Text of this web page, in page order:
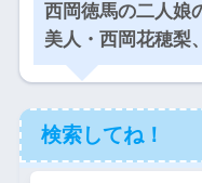
西岡徳馬の二人娘
美人・西岡花穂梨
検索してね！